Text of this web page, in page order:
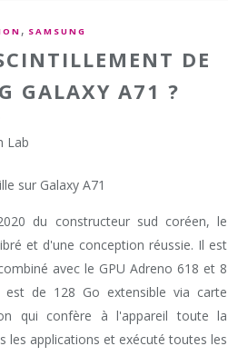
, SAMSUNG
DE
GALAXY A71 ?
Lab
du constructeur sud coréen, le
et d'une conception réussie. Il est
avec le GPU Adreno 618 et 8
de 128 Go extensible via carte
qui confère à l'appareil toute la
les applications et exécuté toutes les